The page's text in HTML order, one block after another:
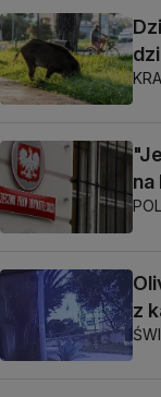
na
z